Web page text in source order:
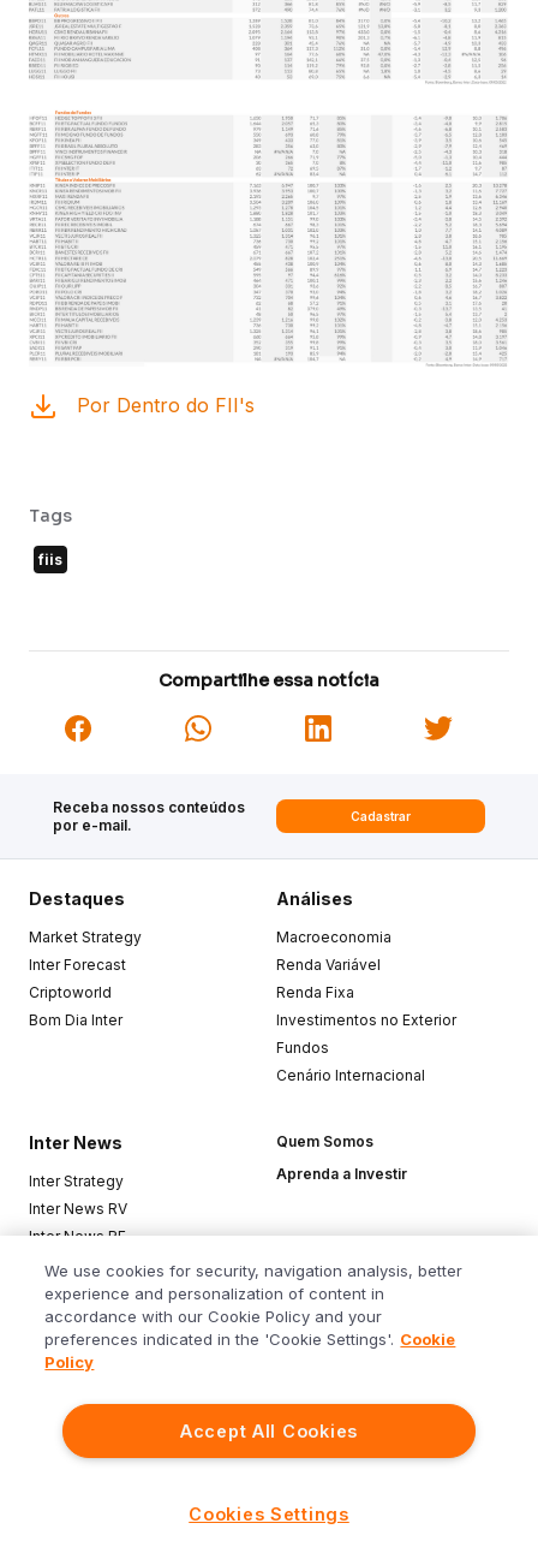
Por Dentro do FII's
Tags
fiis
Compartilhe essa notícia
Receba nossos conteúdos
por e-mail.
Cadastrar
Siga o Inter
Destaques
Market Strategy
Inter Forecast
Criptoworld
Bom Dia Inter
Análises
Macroeconomia
Renda Variável
Renda Fixa
Investimentos no Exterior
Fundos
Cenário Internacional
Inter News
Inter Strategy
Inter News RV
Inter News RF
Top Funds
Quem Somos
Aprenda a Investir
Baixe o app
We use cookies for security, navigation analysis, better
experience and personalization of content in
accordance with our Cookie Policy and your
preferences indicated in the 'Cookie Settings'. Cookie
Policy
Accept All Cookies
Cookies Settings